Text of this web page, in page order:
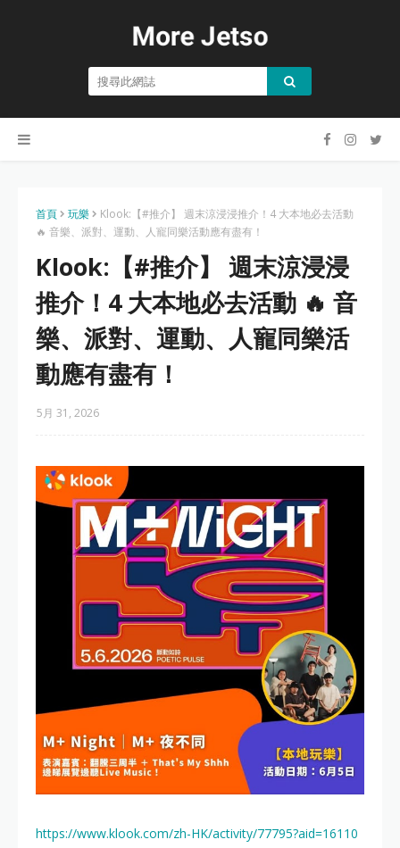
首頁 玩樂
Klook:【#推介】 週末涼浸浸推介！4 大本地必去活動
🔥 音樂、派對、運動、人寵同樂活動應有盡有！
Klook:【#推介】 週末涼浸浸
推介！4 大本地必去活動 🔥 音
樂、派對、運動、人寵同樂活
動應有盡有！
5月 31, 2026
https://www.klook.com/zh-HK/activity/77795?aid=16110